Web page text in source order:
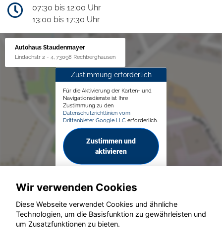
07:30 bis 12:00 Uhr
13:00 bis 17:30 Uhr
Autohaus Staudenmayer
Lindachstr 2 - 4, 73098 Rechberghausen
Zustimmung erforderlich
Für die Aktivierung der Karten- und
Navigationsdienste ist Ihre
Zustimmung zu den
Datenschutzrichtlinien vom
Drittanbieter Google LLC erforderlich.
Zustimmen und
aktivieren
© konjunkturmotor.de GmbH 2020 - 2026
Wir verwenden Cookies
Diese Webseite verwendet Cookies und ähnliche
Technologien, um die Basisfunktion zu gewährleisten und
um Zusatzfunktionen zu bieten.